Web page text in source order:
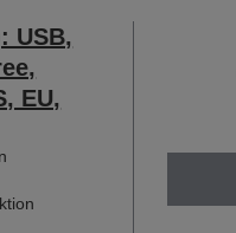
USB,
EU,